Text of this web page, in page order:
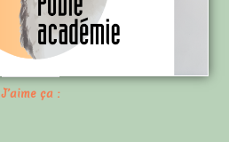
J’aime ça :